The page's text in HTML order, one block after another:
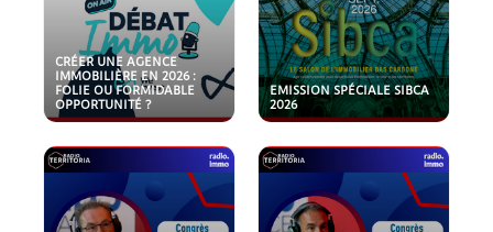
CRÉER UNE AGENCE
IMMOBILIÈRE EN 2026 :
FOLIE OU FORMIDABLE
OPPORTUNITÉ ?
EMISSION SPÉCIALE SIBCA
2026